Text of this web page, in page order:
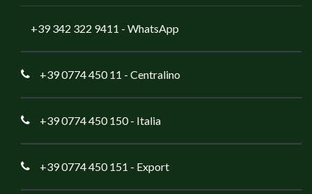
+39 342 322 9411 - WhatsApp
+39 0774 450 11 - Centralino
+39 0774 450 150- Italia
+39 0774 450 151 - Export